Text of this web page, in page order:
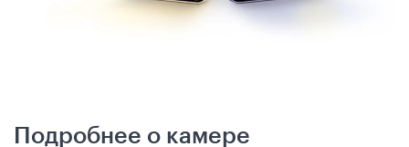
Подробнее о камере